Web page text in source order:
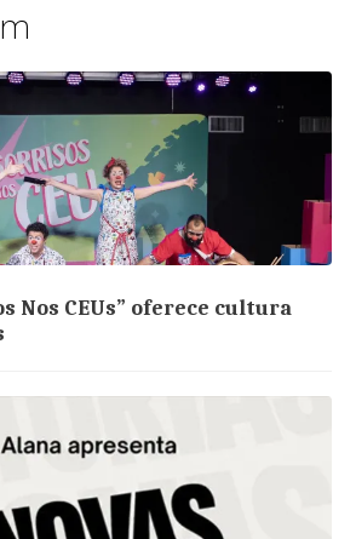
Nos CEUs” oferece cultura